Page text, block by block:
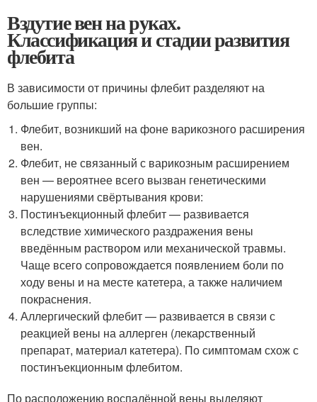
Вздутие вен на руках.
Классификация и стадии развития
флебита
В зависимости от причины флебит разделяют на
большие группы:
Флебит, возникший на фоне варикозного расширения
вен.
Флебит, не связанный с варикозным расширением
вен — вероятнее всего вызван генетическими
нарушениями свёртывания крови:
Постинъекционный флебит — развивается
вследствие химического раздражения вены
введённым раствором или механической травмы.
Чаще всего сопровождается появлением боли по
ходу вены и на месте катетера, а также наличием
покраснения.
Аллергический флебит — развивается в связи с
реакцией вены на аллерген (лекарственный
препарат, материал катетера). По симптомам схож с
постинъекционным флебитом.
По расположению воспалённой вены выделяют